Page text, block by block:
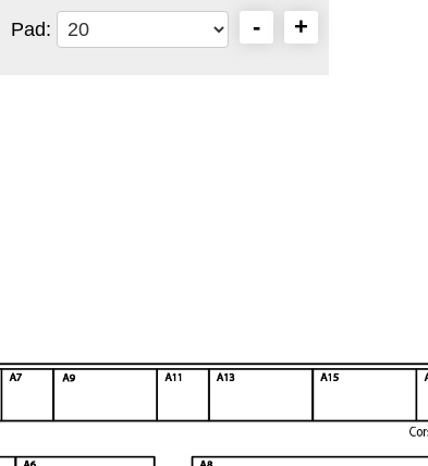
Pad: - +